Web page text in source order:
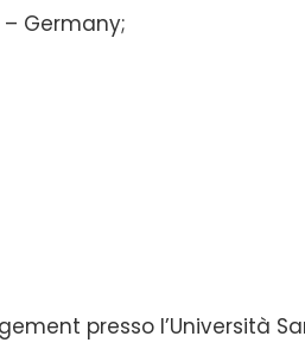
– Germany;
presso l’Università